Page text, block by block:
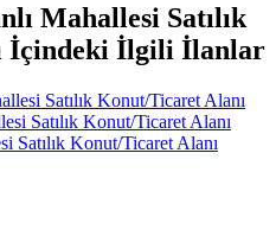
Mahallesi Satılık
İçindeki İlgili İlanlar
Satılık Konut/Ticaret Alanı
Satılık Konut/Ticaret Alanı
Satılık Konut/Ticaret Alanı